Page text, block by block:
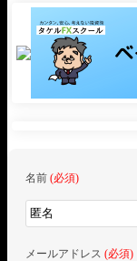
名前 (必須)
メールアドレス (必須)